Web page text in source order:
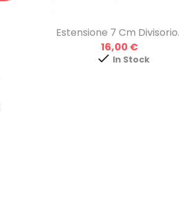
Estensione 7 Cm
Prezzo
16,00 €
 In Stock